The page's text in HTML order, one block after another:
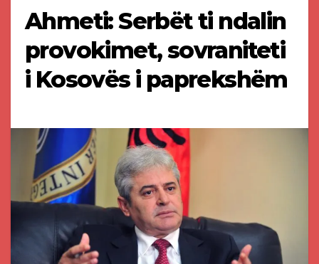
Ahmeti: Serbët ti ndalin
provokimet, sovraniteti
i Kosovës i paprekshëm